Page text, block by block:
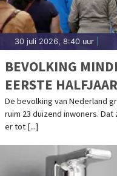
30 juli 2026, 8:40 uur
BEVOLKING
EERSTE
De bevolking van Nederland
ruim 23 duizend inwoners.
er tot [...]